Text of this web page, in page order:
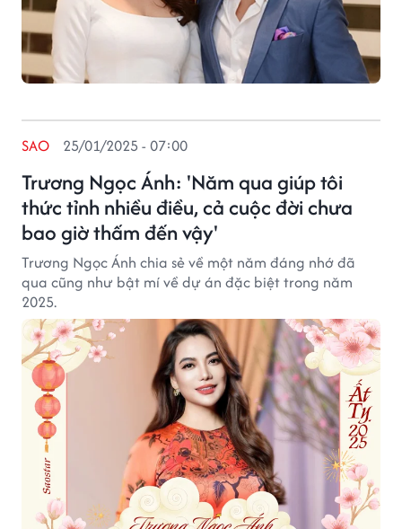
Trương Ngọc Ánh: 'Năm qua giúp tôi
thức tỉnh nhiều điều, cả cuộc đời chưa
bao giờ thấm đến vậy'
SAO 25/01/2025 - 07:00
Trương Ngọc Ánh chia sẻ về một năm đáng nhớ đã
qua cũng như bật mí về dự án đặc biệt trong năm
2025.